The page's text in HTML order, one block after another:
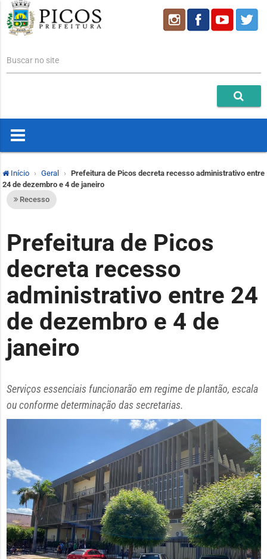
Buscar no site
Início Geral
Prefeitura de Picos decreta recesso administrativo entre
24 de dezembro e 4 de janeiro
Recesso
Prefeitura de Picos
decreta recesso
administrativo entre 24
de dezembro e 4 de
janeiro
Serviços essenciais funcionarão em regime de plantão, escala
ou conforme determinação das secretarias.